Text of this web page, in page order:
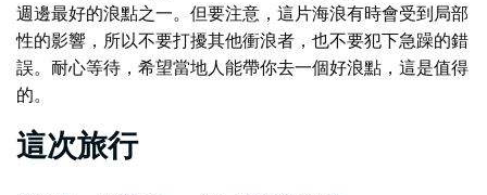
週邊最好的浪點之一。但要注意，這片海浪有時會受到局部
性的影響，所以不要打擾其他衝浪者，也不要犯下急躁的錯
誤。耐心等待，希望當地人能帶你去一個好浪點，這是值得
的。
這次旅行